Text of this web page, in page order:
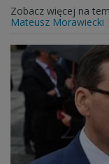
Zobacz więcej na
Mateusz Morawiecki